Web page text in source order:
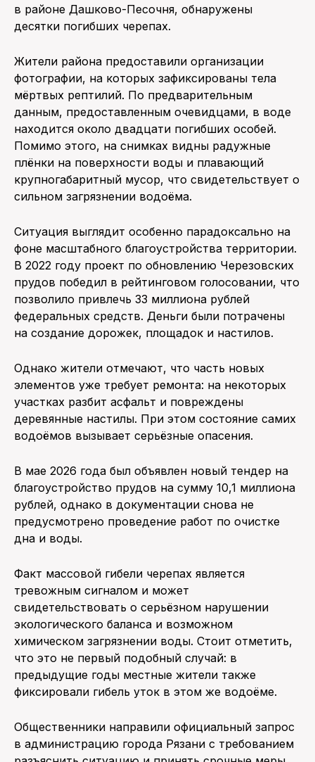
в районе Дашково-Песочня, обнаружены
десятки погибших черепах.
Жители района предоставили организации
фотографии, на которых зафиксированы тела
мёртвых рептилий. По предварительным
данным, предоставленным очевидцами, в воде
находится около двадцати погибших особей.
Помимо этого, на снимках видны радужные
плёнки на поверхности воды и плавающий
крупногабаритный мусор, что свидетельствует о
сильном загрязнении водоёма.
Ситуация выглядит особенно парадоксально на
фоне масштабного благоустройства территории.
В 2022 году проект по обновлению Черезовских
прудов победил в рейтинговом голосовании, что
позволило привлечь 33 миллиона рублей
федеральных средств. Деньги были потрачены
на создание дорожек, площадок и настилов.
Однако жители отмечают, что часть новых
элементов уже требует ремонта: на некоторых
участках разбит асфальт и повреждены
деревянные настилы. При этом состояние самих
водоёмов вызывает серьёзные опасения.
В мае 2026 года был объявлен новый тендер на
благоустройство прудов на сумму 10,1 миллиона
рублей, однако в документации снова не
предусмотрено проведение работ по очистке
дна и воды.
Факт массовой гибели черепах является
тревожным сигналом и может
свидетельствовать о серьёзном нарушении
экологического баланса и возможном
химическом загрязнении воды. Стоит отметить,
что это не первый подобный случай: в
предыдущие годы местные жители также
фиксировали гибель уток в этом же водоёме.
Общественники направили официальный запрос
в администрацию города Рязани с требованием